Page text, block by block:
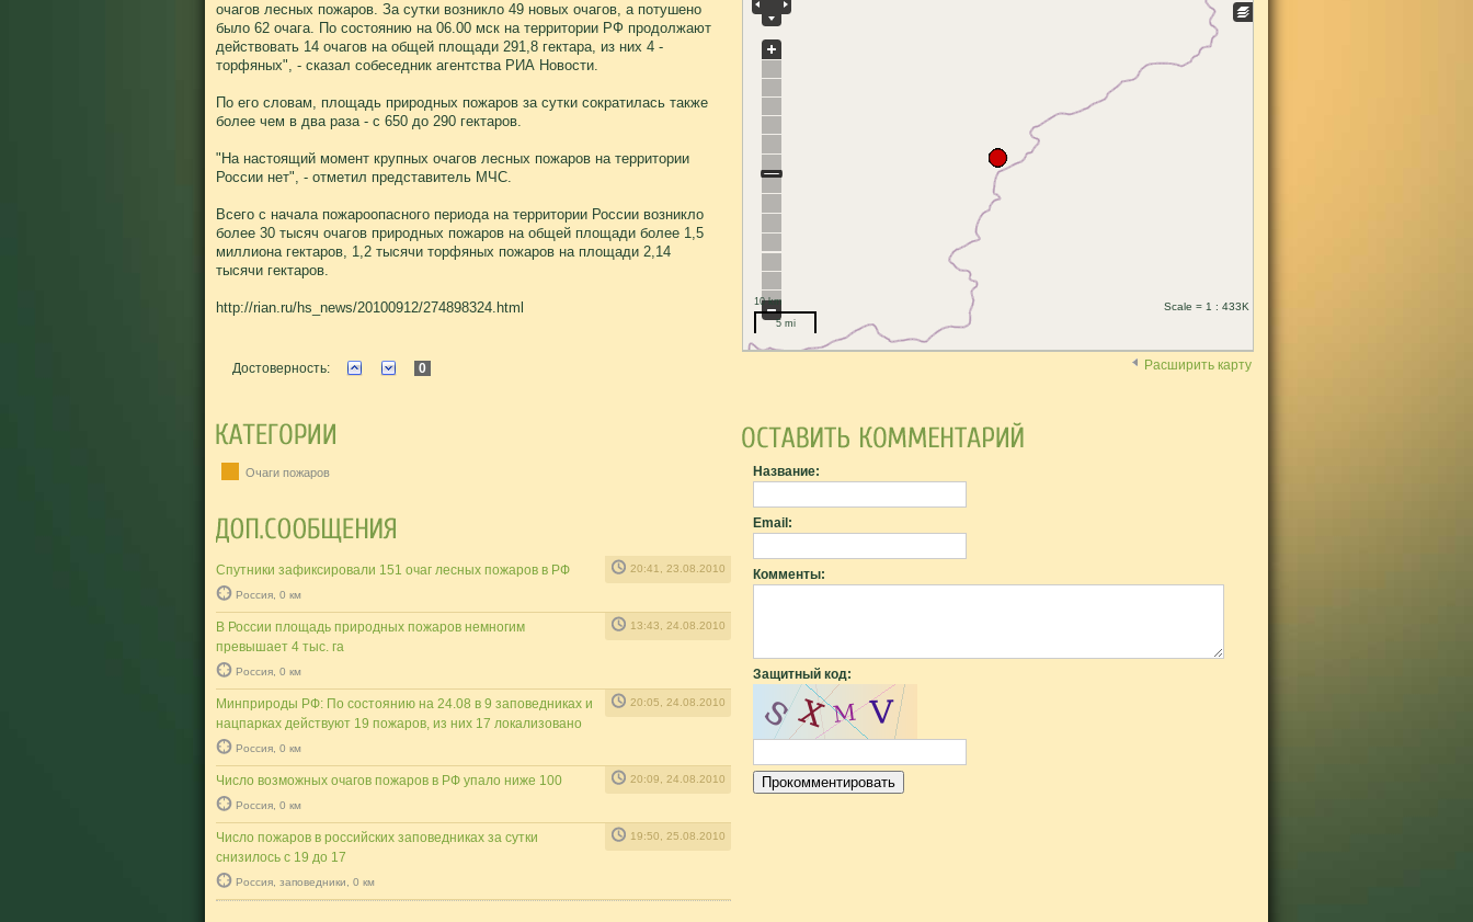
очагов лесных пожаров. За сутки возникло 49 новых очагов, а потушено
было 62 очага. По состоянию на 06.00 мск на территории РФ продолжают
действовать 14 очагов на общей площади 291,8 гектара, из них 4 -
торфяных", - сказал собеседник агентства РИА Новости.
По его словам, площадь природных пожаров за сутки сократилась также
более чем в два раза - с 650 до 290 гектаров.
"На настоящий момент крупных очагов лесных пожаров на территории
России нет", - отметил представитель МЧС.
Всего с начала пожароопасного периода на территории России возникло
более 30 тысяч очагов природных пожаров на общей площади более 1,5
миллиона гектаров, 1,2 тысячи торфяных пожаров на площади 2,14
тысячи гектаров.
http://rian.ru/hs_news/20100912/274898324.html
Достоверность: 0
Очаги пожаров
Спутники зафиксировали 151 очаг лесных пожаров в РФ 20:41, 23.08.2010
Россия, 0 км
В России площадь природных пожаров немногим
превышает 4 тыс. га
13:43, 24.08.2010
Россия, 0 км
Минприроды РФ: По состоянию на 24.08 в 9 заповедниках и
нацпарках действуют 19 пожаров, из них 17 локализовано
20:05, 24.08.2010
Россия, 0 км
Число возможных очагов пожаров в РФ упало ниже 100 20:09, 24.08.2010
Россия, 0 км
Число пожаров в российских заповедниках за сутки
снизилось с 19 до 17
19:50, 25.08.2010
Россия, заповедники, 0 км
Scale = 1 : 433K
10 km
5 mi
Расширить карту
Название:
Email:
Комменты:
Защитный код: